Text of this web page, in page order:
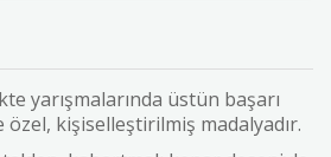
yarışmalarında üstün başarı
kişiselleştirilmiş madalyadır.